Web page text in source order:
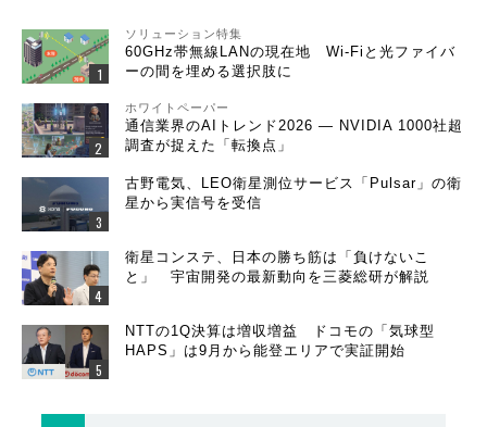
ソリューション特集
60GHz帯無線LANの現在地 Wi-Fiと光ファイバ
ーの間を埋める選択肢に
ホワイトペーパー
通信業界のAIトレンド2026 ― NVIDIA 1000社超
調査が捉えた「転換点」
古野電気、LEO衛星測位サービス「Pulsar」の衛
星から実信号を受信
衛星コンステ、日本の勝ち筋は「負けないこ
と」 宇宙開発の最新動向を三菱総研が解説
NTTの1Q決算は増収増益 ドコモの「気球型
HAPS」は9月から能登エリアで実証開始